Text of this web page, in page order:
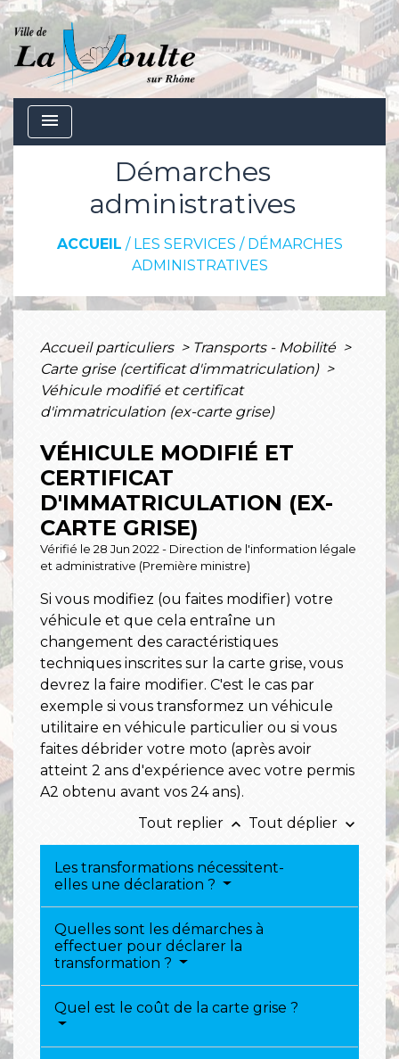
menu
Démarches
administratives
ACCUEIL / LES SERVICES / DÉMARCHES
ADMINISTRATIVES
Accueil particuliers > Transports - Mobilité >
Carte grise (certificat d'immatriculation) >
Véhicule modifié et certificat
d'immatriculation (ex-carte grise)
VÉHICULE MODIFIÉ ET
CERTIFICAT
D'IMMATRICULATION (EX-
CARTE GRISE)
Vérifié le 28 Jun 2022 - Direction de l'information légale
et administrative (Première ministre)
Si vous modifiez (ou faites modifier) votre
véhicule et que cela entraîne un
changement des caractéristiques
techniques inscrites sur la carte grise, vous
devrez la faire modifier. C'est le cas par
exemple si vous transformez un véhicule
utilitaire en véhicule particulier ou si vous
faites débrider votre moto (après avoir
atteint 2 ans d'expérience avec votre permis
A2 obtenu avant vos 24 ans).
Tout replier keyboard_arrow_up Tout déplier keyboard_arrow_down
Les transformations nécessitent-
elles une déclaration ?
Quelles sont les démarches à
effectuer pour déclarer la
transformation ?
Quel est le coût de la carte grise ?